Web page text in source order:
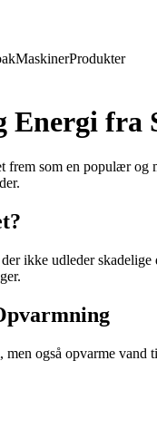
MaskinerProdukter
Energi fra
frem som en populær
ikke udleder
også opvarme